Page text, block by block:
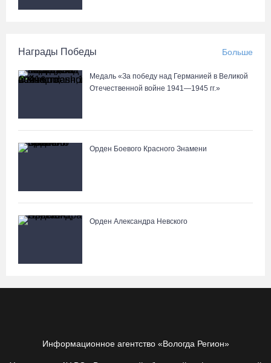
Награды Победы Больше
Медаль «За победу над Германией в Великой
Отечественной войне 1941—1945 гг.»
Орден Боевого Красного Знамени
Орден Александра Невского
Информационное агентство «Вологда Регион»